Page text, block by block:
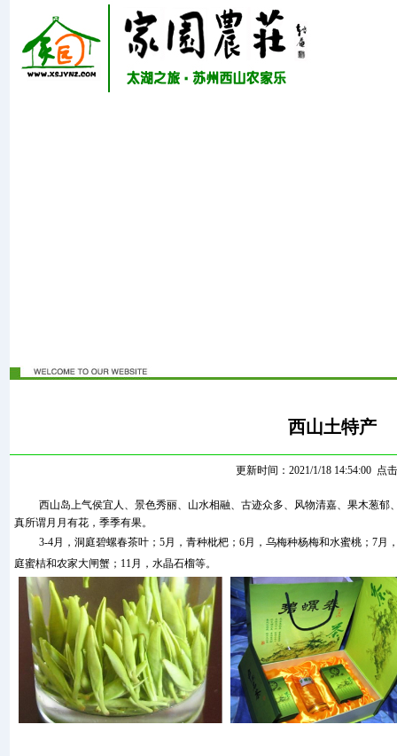
西山土特产
更新时间：2021/1/18 14:54:00 点
西山岛上气侯宜人、景色秀丽、山水相融、古迹众多、风物清嘉、果木葱郁
真所谓月月有花，季季有果。
3-4月，洞庭碧螺春茶叶；5月，青种枇杷；6月，乌梅种杨梅和水蜜桃；7月
庭蜜桔和农家大闸蟹；11月，水晶石榴等。